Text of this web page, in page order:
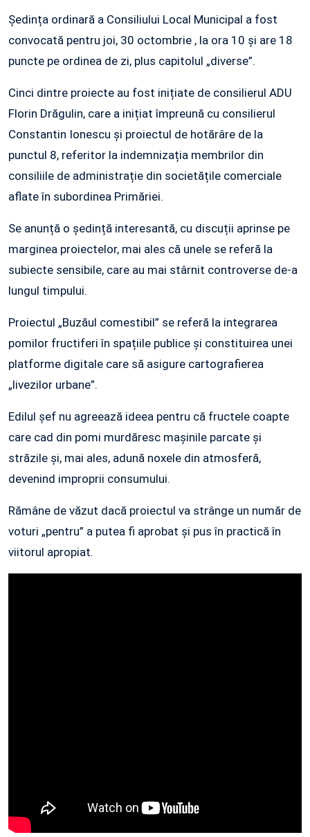
Ședința ordinară a Consiliului Local Municipal a fost
convocată pentru joi, 30 octombrie , la ora 10 și are 18
puncte pe ordinea de zi, plus capitolul „diverse”.
Cinci dintre proiecte au fost inițiate de consilierul ADU
Florin Drăgulin, care a inițiat împreună cu consilierul
Constantin Ionescu și proiectul de hotărâre de la
punctul 8, referitor la indemnizația membrilor din
consiliile de administrație din societățile comerciale
aflate în subordinea Primăriei.
Se anunță o ședință interesantă, cu discuții aprinse pe
marginea proiectelor, mai ales că unele se referă la
subiecte sensibile, care au mai stârnit controverse de-a
lungul timpului.
Proiectul „Buzăul comestibil” se referă la integrarea
pomilor fructiferi în spațiile publice și constituirea unei
platforme digitale care să asigure cartografierea
„livezilor urbane”.
Edilul șef nu agreează ideea pentru că fructele coapte
care cad din pomi murdăresc mașinile parcate și
străzile și, mai ales, adună noxele din atmosferă,
devenind improprii consumului.
Rămâne de văzut dacă proiectul va strânge un număr de
voturi „pentru” a putea fi aprobat și pus în practică în
viitorul apropiat.